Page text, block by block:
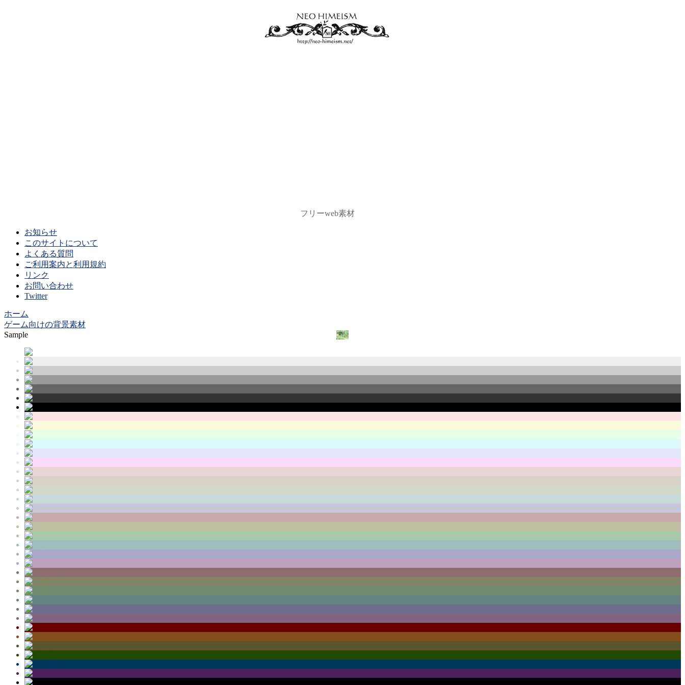
フリーweb素材
お知らせ
このサイトについて
よくある質問
ご利用案内と利用規約
リンク
お問い合わせ
Twitter
ホーム
ゲーム向けの背景素材
Sample